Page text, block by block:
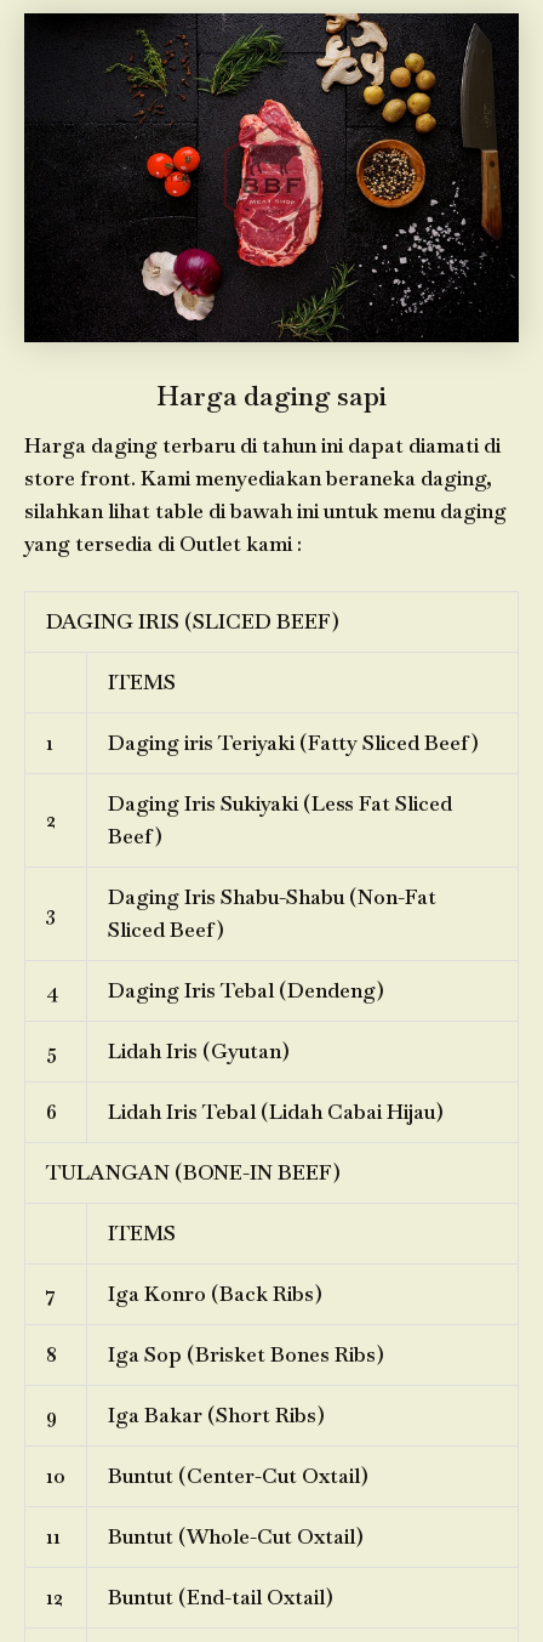
Harga daging sapi
Harga daging terbaru di tahun ini dapat diamati di
store front. Kami menyediakan beraneka daging,
silahkan lihat table di bawah ini untuk menu daging
yang tersedia di Outlet kami :
DAGING IRIS (SLICED BEEF)
ITEMS
1 Daging iris Teriyaki (Fatty Sliced Beef)
2
Daging Iris Sukiyaki (Less Fat Sliced
Beef)
3
Daging Iris Shabu-Shabu (Non-Fat
Sliced Beef)
4 Daging Iris Tebal (Dendeng)
5 Lidah Iris (Gyutan)
6 Lidah Iris Tebal (Lidah Cabai Hijau)
TULANGAN (BONE-IN BEEF)
ITEMS
7 Iga Konro (Back Ribs)
8 Iga Sop (Brisket Bones Ribs)
9 Iga Bakar (Short Ribs)
10 Buntut (Center-Cut Oxtail)
11 Buntut (Whole-Cut Oxtail)
12 Buntut (End-tail Oxtail)